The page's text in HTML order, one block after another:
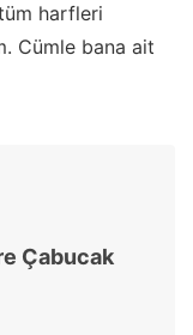
harfleri
Cümle bana ait
Çabucak